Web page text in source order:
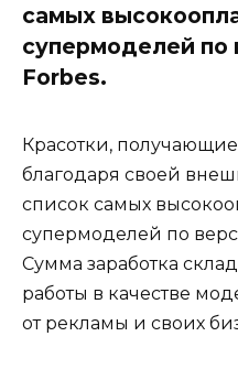
самых
супермоделей по
Forbes.
Красотки,
благодаря своей
список самых
супермоделей по
Сумма заработка
работы в качестве
от рекламы и своих